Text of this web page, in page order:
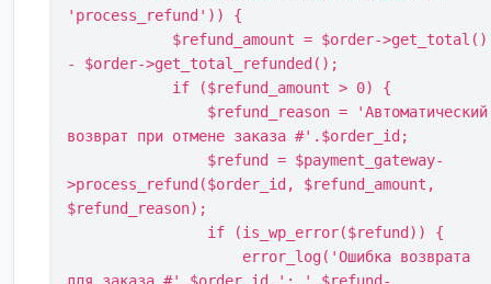
'process_refund')) {
- $order->get_total_refunded();
возврат при отмене заказа #'.$order_id;
>process_refund($order_id, $refund_amount,
$refund_reason);